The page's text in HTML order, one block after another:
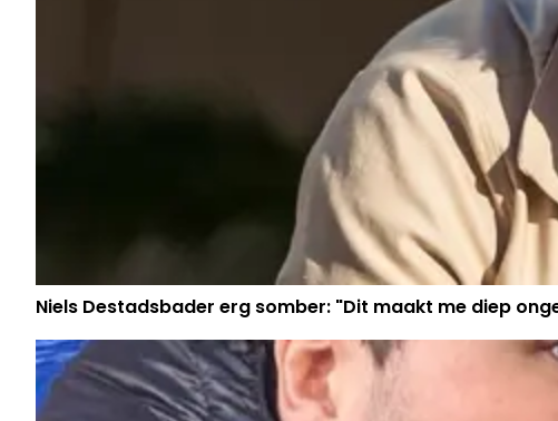
Niels Destadsbader erg somber: "Dit maakt me diep